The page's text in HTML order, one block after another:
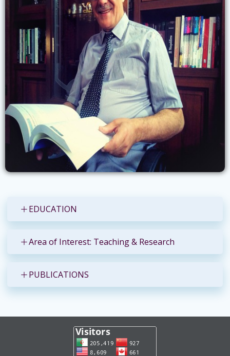
EDUCATION
Area of Interest: Teaching & Research
PUBLICATIONS